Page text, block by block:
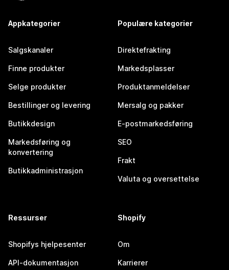
Appkategorier
Salgskanaler
Finne produkter
Selge produkter
Bestillinger og levering
Butikkdesign
Markedsføring og
konvertering
Butikkadministrasjon
Populære kategorier
Direktefrakting
Markedsplasser
Produktanmeldelser
Mersalg og pakker
E-postmarkedsføring
SEO
Frakt
Valuta og oversettelse
Ressurser
Shopifys hjelpesenter
API-dokumentasjon
Shopify
Om
Karrierer